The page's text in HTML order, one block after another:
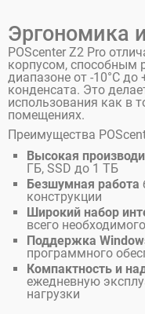
Эргономика
POScenter Z2 Pro
корпусом, способным
диапазоне от -10°C до
конденсата. Это
использования как в
помещениях.
Преимущества
Высокая
ГБ, SSD до 1 ТБ
Безшумная работа
конструкции
Широкий набор
всего
Поддержка
программного
Компактность и
ежедневную
нагрузки